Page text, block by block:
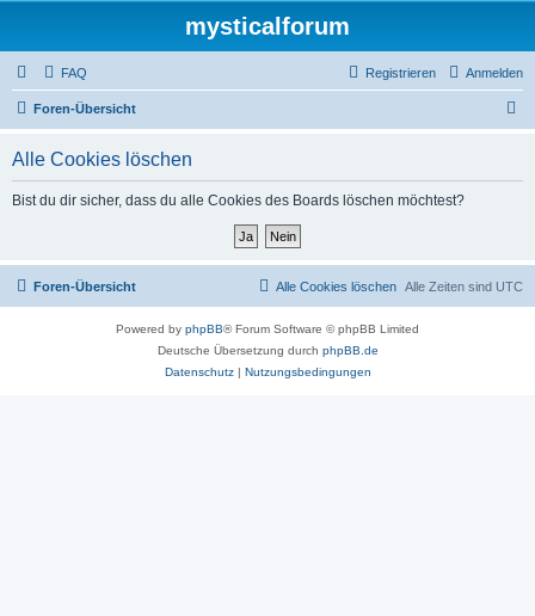
mysticalforum
FAQ Anmelden
Registrieren
Foren-Übersicht
Alle Cookies löschen
Bist du dir sicher, dass du alle Cookies des Boards löschen möchtest?
Foren-Übersicht Alle Zeiten sind UTC
Alle Cookies löschen
Powered by phpBB® Forum Software © phpBB Limited
Deutsche Übersetzung durch phpBB.de
Datenschutz| Nutzungsbedingungen